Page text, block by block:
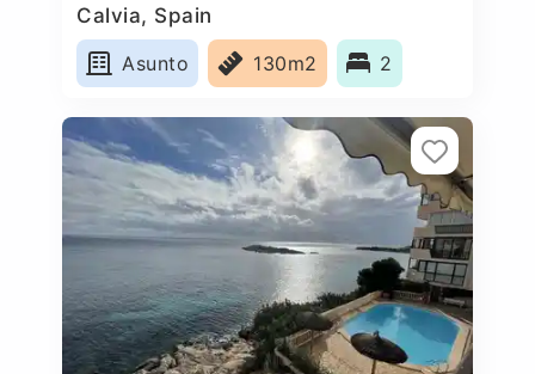
Calvia, Spain
Asunto
130m2 2